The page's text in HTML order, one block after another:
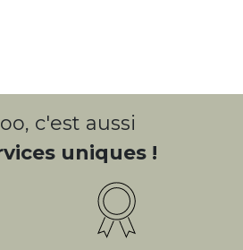
c'est aussi
uniques !